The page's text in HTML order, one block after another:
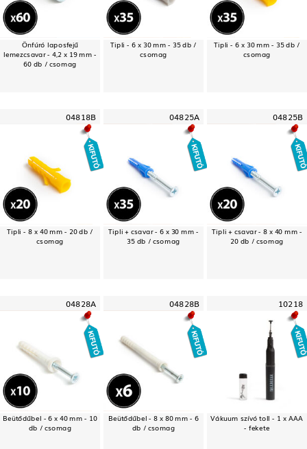
Önfúró laposfejű
lemezcsavar - 4,2 x 19 mm -
60 db / csomag
Tipli - 6 x 30 mm - 35 db /
csomag
Tipli - 6 x 30 mm - 35 db /
csomag
04818B
Tipli - 8 x 40 mm - 20 db /
csomag
04825A
Tipli + csavar - 6 x 30 mm -
35 db / csomag
04825B
Tipli + csavar - 8 x 40 mm -
20 db / csomag
04828A
Beütődűbel - 6 x 40 mm - 10
db / csomag
04828B
Beütődűbel - 8 x 80 mm - 6
db / csomag
10218
Vákuum szívó toll - 1 x AAA
- fekete